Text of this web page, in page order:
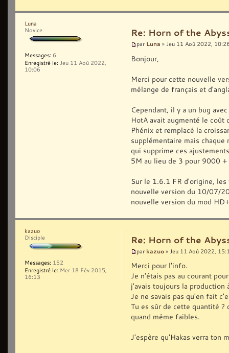
Re: Horn of the
par Luna » Jeu 11 Aoû 2022,
Bonjour,
Merci pour cette nouvelle
mélange de français et
Cependant, il y a un bug
HotA avait augmenté le coût
Phénix et remplacé la
supplémentaire mais
qui supprime ces
5M au lieu de 3 pour 9000
Sur le 1.6.1 FR d'origine,
nouvelle version du 10/07/
nouvelle version du mod
Luna
Novice
Messages: 6
Enregistré le: Jeu 11 Aoû 2022,
10:06
Re: Horn of the
par kazuo » Jeu 11 Aoû 2022,
Merci pour l'info.
Je n'étais pas au courant
j'avais toujours la production
Je ne savais pas qu'en fait
Tu es sûr de cette quantité ?
quand même faibles.
J'espère qu'Hakas verra ton
kazuo
Disciple
Messages: 152
Enregistré le: Mer 18 Fév 2015,
16:13